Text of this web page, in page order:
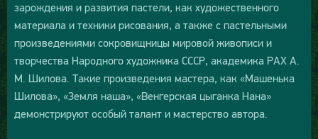
зарождения и развития пастели, как художественного
материала и техники рисования, а также с пастельными
произведениями сокровищницы мировой живописи и
творчества Народного художника СССР, академика РАХ А.
М. Шилова. Такие произведения мастера, как «Машенька
Шилова», «Земля наша», «Венгерская цыганка Нана»
демонстрируют особый талант и мастерство автора.